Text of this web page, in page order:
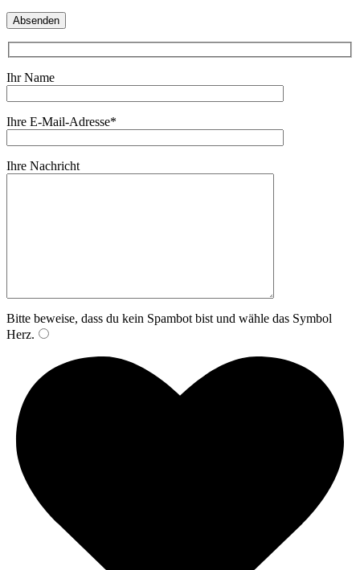
Ihr Name
Ihre E-Mail-Adresse*
Ihre Nachricht
Bitte beweise, dass du kein Spambot bist und wähle das Symbol
Herz.